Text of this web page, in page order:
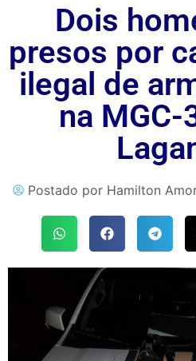
Dois
presos por
ilegal de
na MGC-
Postado por Hamilton